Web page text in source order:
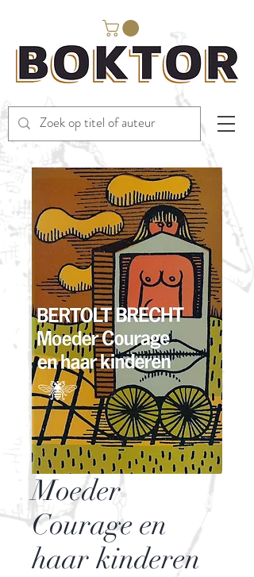
Moeder
Courage en
haar kinderen